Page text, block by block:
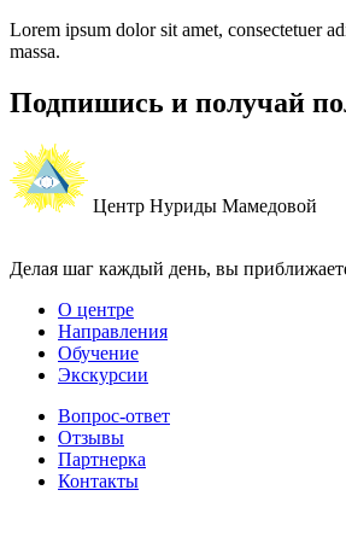
Lorem ipsum dolor sit amet, consectetuer
massa.
Подпишись и получай
Центр Нуриды Мамедовой
Делая шаг каждый день, вы
О центре
Направления
Обучение
Экскурсии
Вопрос-ответ
Отзывы
Партнерка
Контакты